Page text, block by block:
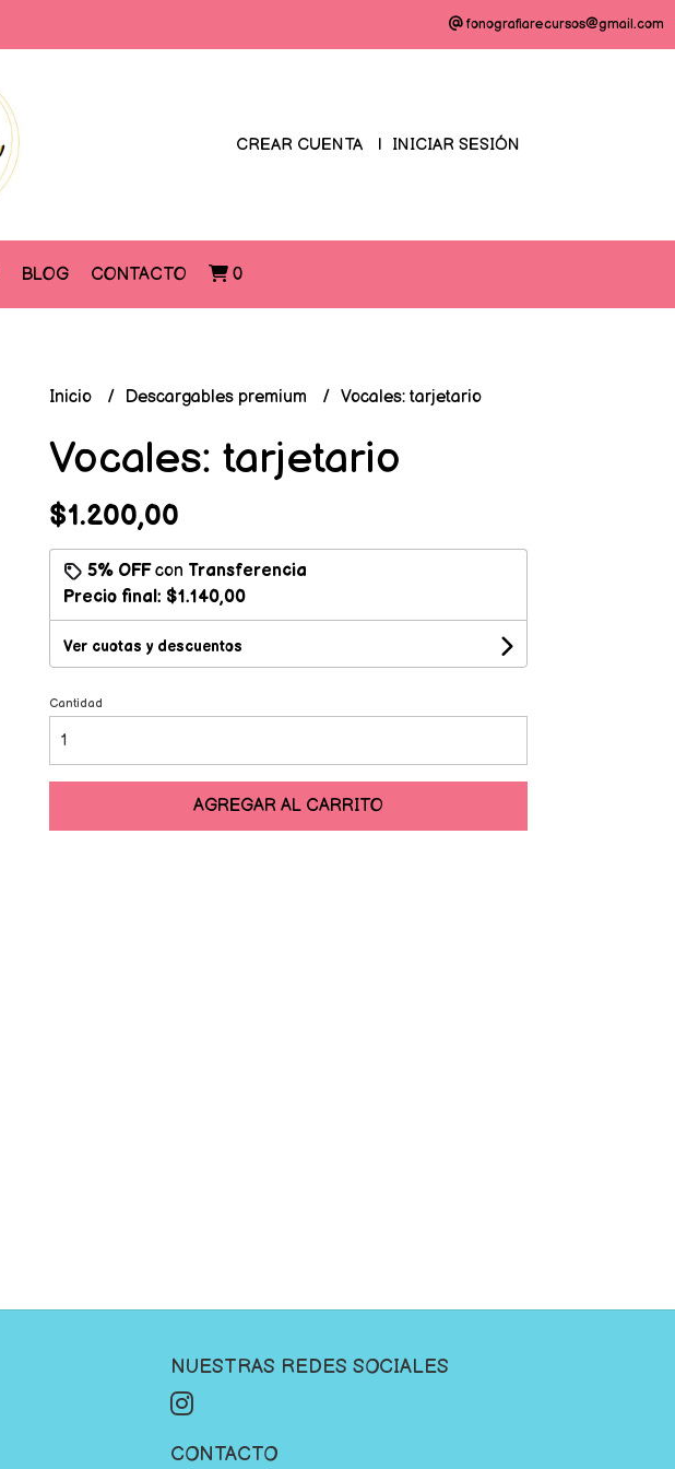
fonografiarecursos@gmail.com
CREAR CUENTA INICIAR SESIÓN
BLOG CONTACTO 0
Inicio Descargables premium Vocales: tarjetario
Vocales: tarjetario
$1.200,00
5% OFFcon Transferencia
Precio final: $1.140,00
Ver cuotas y descuentos
Cantidad
AGREGAR AL CARRITO
NUESTRAS REDES SOCIALES
CONTACTO